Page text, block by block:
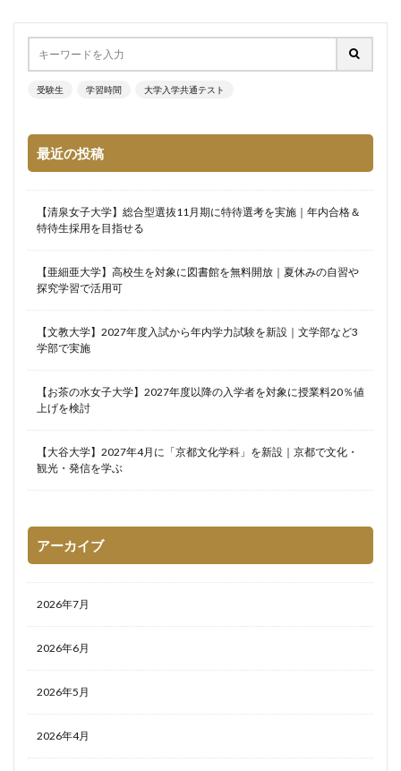
受験生 学習時間 大学入学共通テスト
最近の投稿
【清泉女子大学】総合型選抜11月期に特待選考を実施｜年内合格＆
特待生採用を目指せる
【亜細亜大学】高校生を対象に図書館を無料開放｜夏休みの自習や
探究学習で活用可
【文教大学】2027年度入試から年内学力試験を新設｜文学部など3
学部で実施
【お茶の水女子大学】2027年度以降の入学者を対象に授業料20％値
上げを検討
【大谷大学】2027年4月に「京都文化学科」を新設｜京都で文化・
観光・発信を学ぶ
アーカイブ
2026年7月
2026年6月
2026年5月
2026年4月